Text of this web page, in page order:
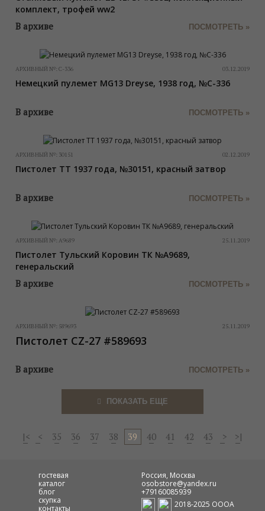
комплект, трофей ww2
В архиве ПОСМОТРЕТЬ »
АРХИВНЫЙ №: C-336 03.12.2019
Немецкий пулемет MG13 Dreyse, 1938 год, №C-336
В архиве ПОСМОТРЕТЬ »
АРХИВНЫЙ №: 30151 02.12.2019
Пистолет ТТ 1937 года, №30151, красный затвор
В архиве ПОСМОТРЕТЬ »
АРХИВНЫЙ №: А9689 25.11.2019
Пистолет Тульский Коровин ТК №А9689,
генеральский
В архиве ПОСМОТРЕТЬ »
АРХИВНЫЙ №: 589693 25.11.2019
Пистолет CZ-27 #589693
В архиве ПОСМОТРЕТЬ »
ПОКАЗАТЬ ЕЩЕ
|< < 35 36 37 38 39 40 41 42 43 > >|
гостевая
каталог
блог
скупка
контакты
Россия, Москва
osobstore@yandex.ru
+79160085939
2018-2025 ОООА